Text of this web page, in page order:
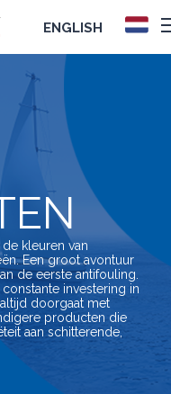
ENGLISH
kleuren van
Een groot avontuur
de eerste antifouling.
investering in
doorgaat met
producten die
aan schitterende,